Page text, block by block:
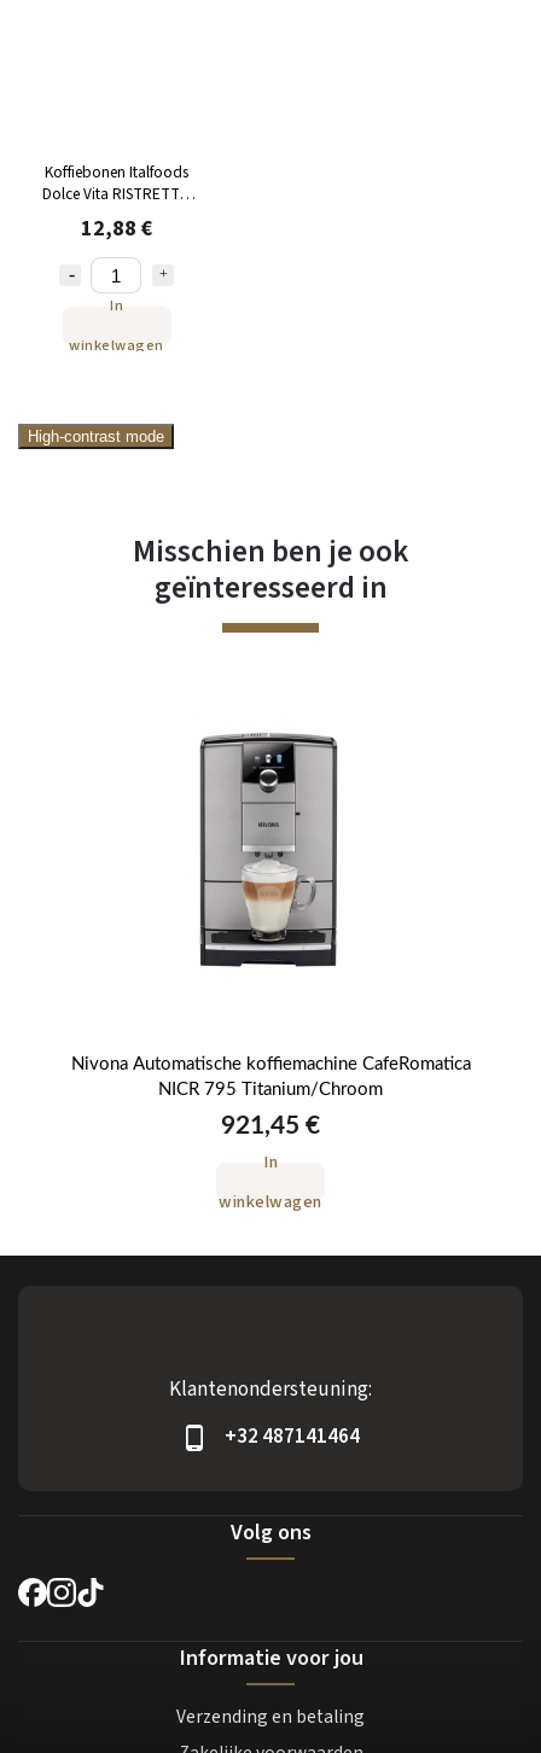
Koffiebonen Italfoods
Dolce Vita RISTRETTO
1kg
12,88 €
In
winkelwagen
High-contrast mode
Misschien ben je ook
geïnteresseerd in
Nivona Automatische koffiemachine CafeRomatica
NICR 795 Titanium/Chroom
921,45 €
In
winkelwagen
Klantenondersteuning:
+32 487141464
Volg ons
Informatie voor jou
Verzending en betaling